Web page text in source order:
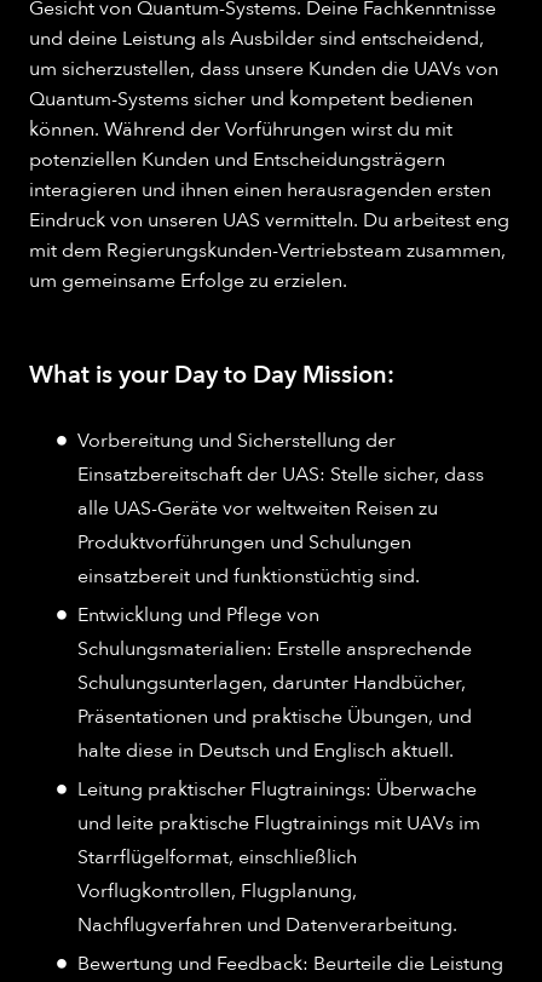
Gesicht von Quantum-Systems. Deine Fachkenntnisse
und deine Leistung als Ausbilder sind entscheidend,
um sicherzustellen, dass unsere Kunden die UAVs von
Quantum-Systems sicher und kompetent bedienen
können. Während der Vorführungen wirst du mit
potenziellen Kunden und Entscheidungsträgern
interagieren und ihnen einen herausragenden ersten
Eindruck von unseren UAS vermitteln. Du arbeitest eng
mit dem Regierungskunden-Vertriebsteam zusammen,
um gemeinsame Erfolge zu erzielen.
What is your Day to Day Mission:
Vorbereitung und Sicherstellung der
Einsatzbereitschaft der UAS: Stelle sicher, dass
alle UAS-Geräte vor weltweiten Reisen zu
Produktvorführungen und Schulungen
einsatzbereit und funktionstüchtig sind.
Entwicklung und Pflege von
Schulungsmaterialien: Erstelle ansprechende
Schulungsunterlagen, darunter Handbücher,
Präsentationen und praktische Übungen, und
halte diese in Deutsch und Englisch aktuell.
Leitung praktischer Flugtrainings: Überwache
und leite praktische Flugtrainings mit UAVs im
Starrflügelformat, einschließlich
Vorflugkontrollen, Flugplanung,
Nachflugverfahren und Datenverarbeitung.
Bewertung und Feedback: Beurteile die Leistung